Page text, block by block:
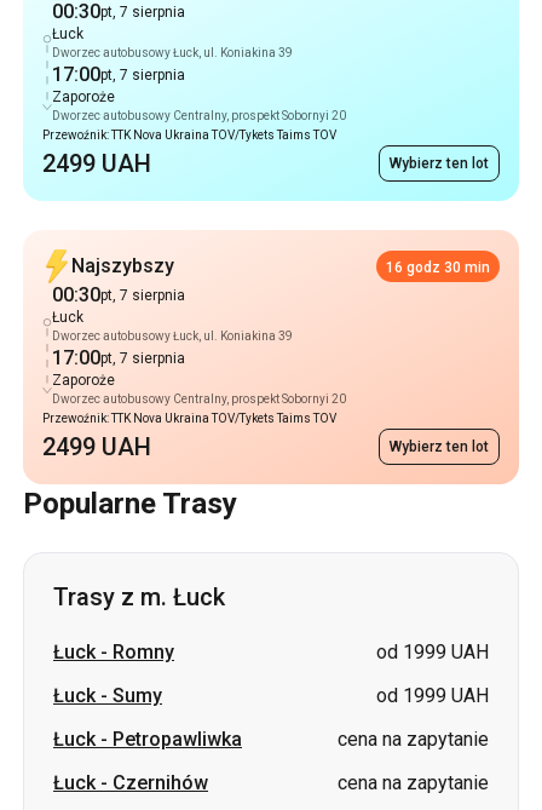
Przewoźnik: TTK Nova Ukraina TOV/Tykets Taims TOV
2499 UAH
Najszybszy
00:30 pt, 7 sierpnia
pt, 7 sierpnia
Zaporoże
Dworzec autobusowy Centralny, prospekt Sobornyi 20
Przewoźnik: TTK Nova Ukraina TOV/Tykets Taims TOV
2499 UAH
Popularne Trasy
Łuck
Łuck- Petropawliwka
Łuck-Czernihów
cena na zapytanie
Łuck-Świtaź
cena na zapytanie
Łuck-Smiła
cena na zapytanie
Łuck-Czerniowce
cena na zapytanie